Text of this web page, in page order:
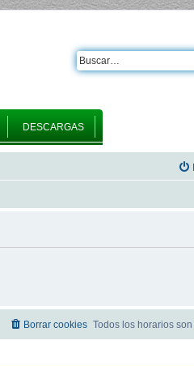
DESCARGAS
Todos los horarios son
Borrar cookies